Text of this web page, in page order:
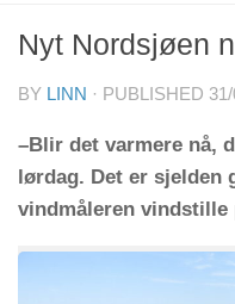
Nyt Nordsjøen
BY LINN · PUBLISHED
–Blir det varmere nå,
lørdag. Det er sjelden
vindmåleren